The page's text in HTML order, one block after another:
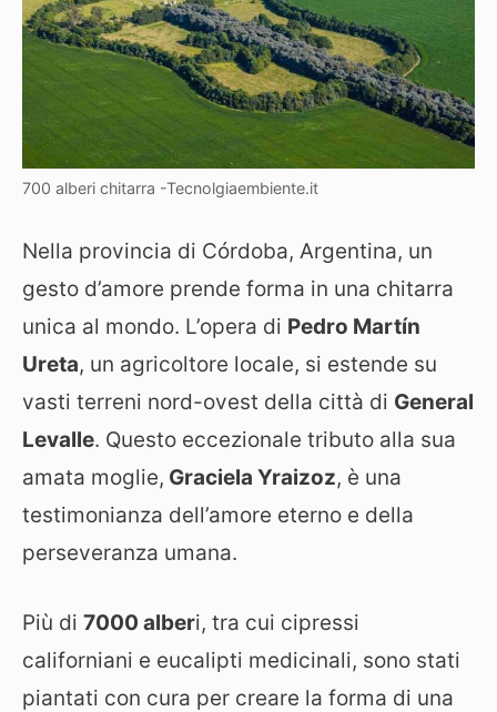
700 alberi chitarra -Tecnolgiaembiente.it
Nella provincia di Córdoba, Argentina, un
gesto d’amore prende forma in una chitarra
unica al mondo. L’opera di Pedro Martín
Ureta, un agricoltore locale, si estende su
vasti terreni nord-ovest della città di General
Levalle. Questo eccezionale tributo alla sua
amata moglie, Graciela Yraizoz, è una
testimonianza dell’amore eterno e della
perseveranza umana.
Più di 7000 alberi, tra cui cipressi
californiani e eucalipti medicinali, sono stati
piantati con cura per creare la forma di una